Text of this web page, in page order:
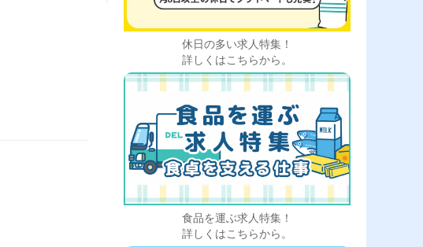
休日の多い求人特集！
詳しくはこちらから。
食品を運ぶ求人特集！
詳しくはこちらから。